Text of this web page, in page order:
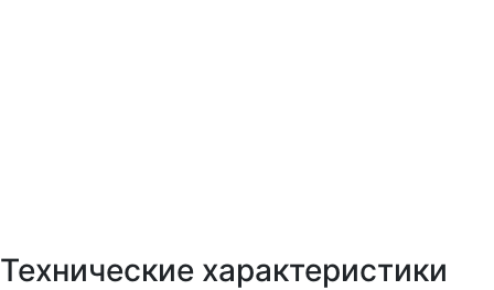
Технические характеристики